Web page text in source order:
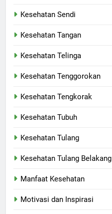
Kesehatan Sendi
Kesehatan Tangan
Kesehatan Telinga
Kesehatan Tenggorokan
Kesehatan Tengkorak
Kesehatan Tubuh
Kesehatan Tulang
Kesehatan Tulang Belakang
Manfaat Kesehatan
Motivasi dan Inspirasi